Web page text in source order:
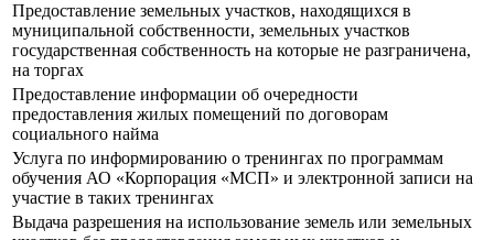
Предоставление земельных участков, находящихся в
муниципальной собственности, земельных участков
государственная собственность на которые не разграничена,
на торгах
Предоставление информации об очередности
предоставления жилых помещений по договорам
социального найма
Услуга по информированию о тренингах по программам
обучения АО «Корпорация «МСП» и электронной записи на
участие в таких тренингах
Выдача разрешения на использование земель или земельных